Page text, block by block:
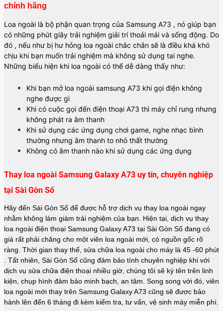
chính hãng
Loa ngoài là bộ phận quan trọng của Samsung A73 , nó giúp bạn
có những phút giây trải nghiệm giải trí thoải mái và sống động. Do
đó , nếu như bị hư hỏng loa ngoài chắc chắn sẽ là điều khá khó
chịu khi bạn muốn trải nghiệm mà không sử dụng tai nghe.
Những biểu hiện khi loa ngoài có thể dễ dàng thấy như:
Khi bạn mở loa ngoài samsung A73 khi gọi điện không
nghe được gì
Khi có cuộc gọi đến điện thoại A73 thì máy chỉ rung nhưng
không phát ra âm thanh
Khi sử dụng các ứng dụng chơi game, nghe nhạc bình
thường nhưng âm thanh to nhỏ thất thường
Không có âm thanh nào khi sử dụng các ứng dụng
Thay loa ngoài Samsung Galaxy A73 uy tín, chuyên nghiệp
tại Sài Gòn Số
Hãy đến Sài Gòn Số để được hỗ trợ dịch vụ thay loa ngoài ngay
nhằm không làm giảm trải nghiệm của bạn. Hiện tại, dịch vụ thay
loa ngoài điện thoại Samsung Galaxy A73 tại Sài Gòn Số đang có
giá rất phải chăng cho một viên loa ngoài mới, có nguồn gốc rõ
ràng. Thời gian thay thế, sửa chữa loa ngoài cho máy là 45 -60 phút
. Tất nhiên, Sài Gòn Số cũng đảm bảo tính chuyên nghiệp khi với
dịch vụ sửa chữa điện thoại nhiều giờ, chúng tôi sẽ ký tên trên linh
kiện, chụp hình đảm bảo minh bạch, an tâm. Song song với đó, viên
loa ngoài mới thay trên Samsung Galaxy A73 cũng sẽ được bảo
hành lên đến 6 tháng đi kèm kiểm tra, tư vấn, vệ sinh máy miễn phí.